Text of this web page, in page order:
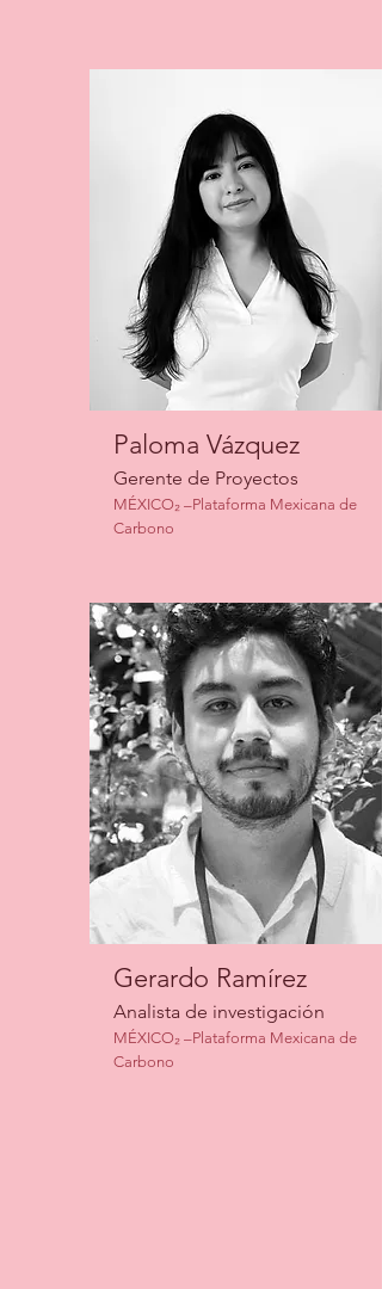
Paloma Vázquez
Gerente de Proyectos
MÉXICO₂ –Plataforma Mexicana de
Carbono
Gerardo Ramírez
Analista de investigación
MÉXICO₂ –Plataforma Mexicana de
Carbono